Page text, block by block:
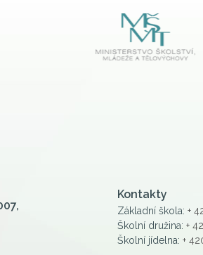
Kontakty
Základní škola: +
Školní družina: +
Školní jídelna: +